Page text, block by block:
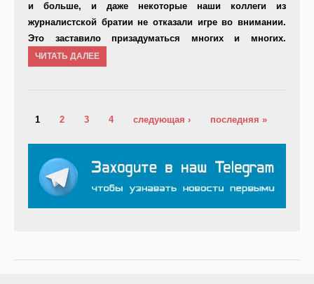
и больше, и даже некоторые наши коллеги из
журналистской братии не отказали игре во внимании.
Это заставило призадуматься многих и многих.
ЧИТАТЬ ДАЛЕЕ
Страницы
1 2 3 4 следующая › последняя »